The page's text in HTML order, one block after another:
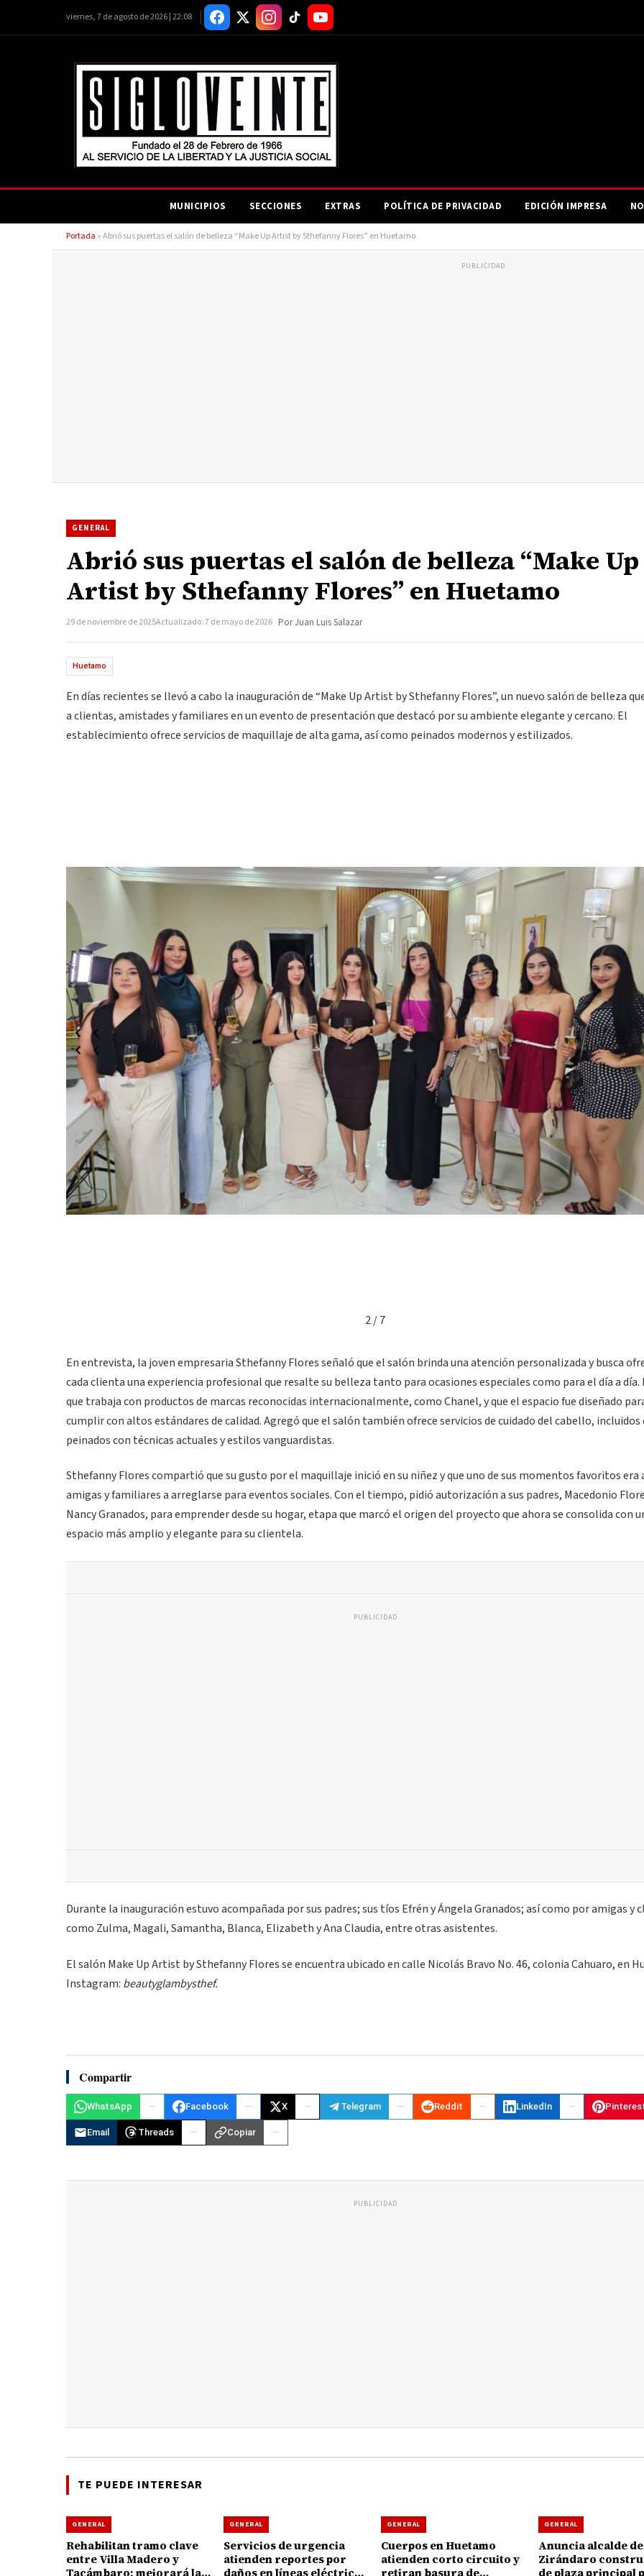
viernes, 7 de agosto de 2026 | 22:08
MUNICIPIOS SECCIONES EXTRAS POLÍTICA DE PRIVACIDAD EDICIÓN IMPRESA
Portada »Abrió sus puertas el salón de belleza “Make Up Artist by Sthefanny Flores” en Huetamo
PUBLICIDAD
GENERAL
Abrió sus puertas el salón de belleza “Make Up
Artist by Sthefanny Flores” en Huetamo
29 de noviembre de 2025Actualizado: 7 de mayo de 2026 Por Juan Luis Salazar
Huetamo
En días recientes se llevó a cabo la inauguración de “Make Up Artist by Sthefanny Flores”, un nuevo salón de belleza
a clientas, amistades y familiares en un evento de presentación que destacó por su ambiente elegante y cercano. El
establecimiento ofrece servicios de maquillaje de alta gama, así como peinados modernos y estilizados.
2 / 7
En entrevista, la joven empresaria Sthefanny Flores señaló que el salón brinda una atención personalizada y busca
cada clienta una experiencia profesional que resalte su belleza tanto para ocasiones especiales como para el día a
que trabaja con productos de marcas reconocidas internacionalmente, como Chanel, y que el espacio fue diseñado
cumplir con altos estándares de calidad. Agregó que el salón también ofrece servicios de cuidado del cabello, incluidos
peinados con técnicas actuales y estilos vanguardistas.
Sthefanny Flores compartió que su gusto por el maquillaje inició en su niñez y que uno de sus momentos favoritos era
amigas y familiares a arreglarse para eventos sociales. Con el tiempo, pidió autorización a sus padres, Macedonio
Nancy Granados, para emprender desde su hogar, etapa que marcó el origen del proyecto que ahora se consolida con
espacio más amplio y elegante para su clientela.
PUBLICIDAD
Durante la inauguración estuvo acompañada por sus padres; sus tíos Efrén y Ángela Granados; así como por amigas y
como Zulma, Magali, Samantha, Blanca, Elizabeth y Ana Claudia, entre otras asistentes.
El salón Make Up Artist by Sthefanny Flores se encuentra ubicado en calle Nicolás Bravo No. 46, colonia Cahuaro, en
Instagram: beautyglambysthef.
Compartir
WhatsApp Facebook X Telegram Reddit LinkedIn
Email Threads Copiar
PUBLICIDAD
TE PUEDE INTERESAR
GENERAL
Rehabilitan tramo clave
entre Villa Madero y
Tacámbaro; mejorará la
GENERAL
Servicios de urgencia
atienden reportes por
daños en líneas eléctricas
GENERAL
Cuerpos en Huetamo
atienden corto circuito y
retiran basura de
GENERAL
Anuncia alcalde de
Zirándaro
de plaza principal